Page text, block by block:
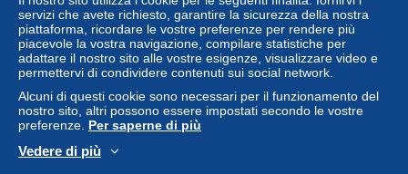
Gli acquisti devono essere pagati entro14 giorni
dal ricevimento della richiesta di pagamento del
venditore.
Diritto di recesso|Spese di restituzione a carico
dell'acquirente.
Per conoscere i termini per il reso e per il rimborso
dell'oggetto
servizi che avete richiesto, garantire la sicurezza della nostra
piattaforma, ricordare le vostre preferenze per rendere più
piacevole la vostra navigazione, compilare statistiche per
adattare il nostro sito alle vostre esigenze, visualizzare video e
permettervi di condividere contenuti sui social network.
Alcuni di questi cookie sono necessari per il funzionamento del
nostro sito, altri possono essere impostati secondo le vostre
preferenze. Per saperne di più
Vedere di più
Vendere su Delcampe
Un sito sicuro